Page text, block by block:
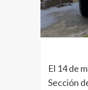
El 14 de
Sección